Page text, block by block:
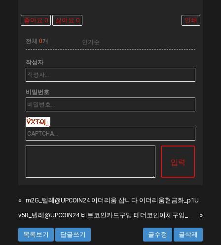
좋아요0 싫어요0 인쇄
전체0개
작성자
비밀번호
«
m2G_텔레@UPCOIN24 이더리움 삽니다 이더리움현금화_p1U
v5R_텔레@UPCOIN24 비트코인카드구입 테더코인이체구입_q7N
»
목록보기 답글쓰기 글수정 글삭제